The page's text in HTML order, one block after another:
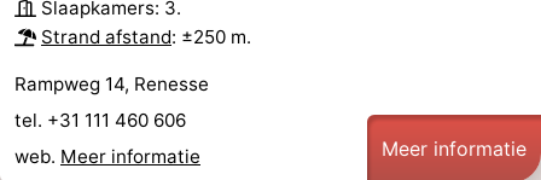
Zuid-
Holland
-
Leiden
Bollenstreek
Slaapkamers: 3.
Strand afstand: ±250 m.
Rampweg 14, Renesse
tel. +31 111 460 606
web. Meer informatie Meer informatie